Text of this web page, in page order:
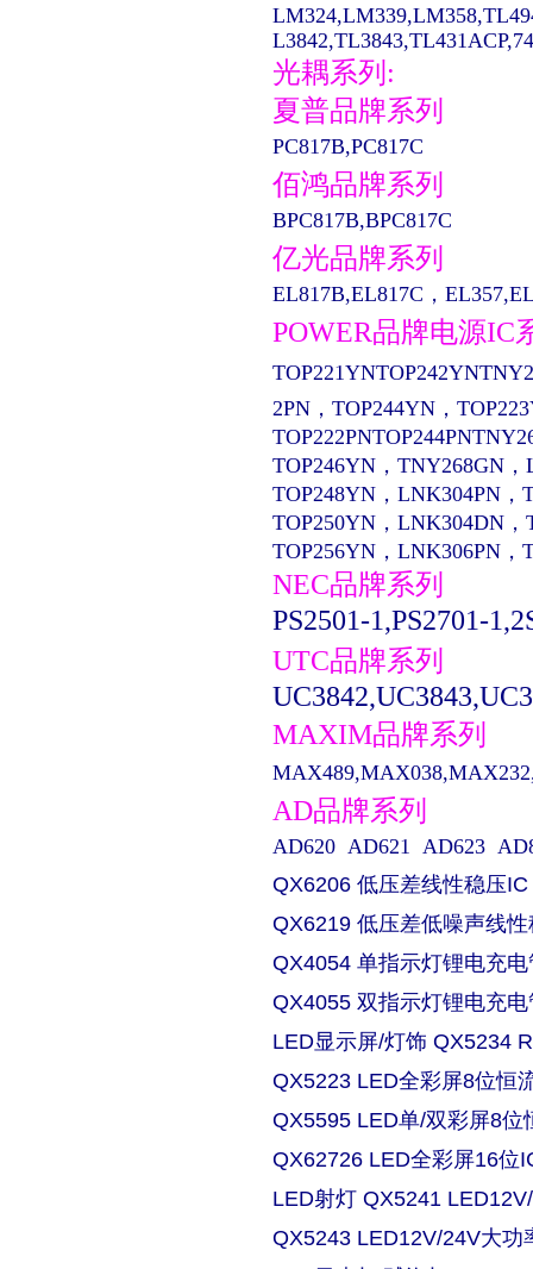
光耦系列:
夏普品牌系列
PC817B,PC817C
佰鸿品牌系列
BPC817B,BPC817C
亿光品牌系列
EL817B,EL817C，
POWER品牌电源IC
2PN，TOP244YN，
TOP246YN，TNY268GN
TOP248YN，LNK304PN，
TOP250YN，LNK304DN，
TOP256YN，LNK306PN
NEC品牌系列
PS2501-1,PS2701-
UTC品牌系列
MAXIM品牌系列
AD品牌系列
AD620 AD621 AD623
QX6206 低压差线性稳压IC
QX6219 低压差低噪声线
QX4054 单指示灯锂电充
QX4055 双指示灯锂电充
LED显示屏/灯饰 QX5234
QX5223 LED全彩屏8位恒
QX5595 LED单/双彩屏8位
QX62726 LED全彩屏16位
LED射灯 QX5241
QX5243 LED12V/24V大